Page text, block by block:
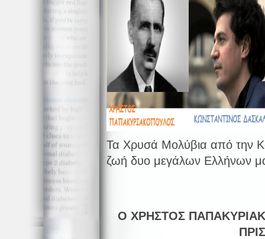
Τα Χρυσά Μολύβια από την
ζωή δυο μεγάλων Ελλήνων
Ο ΧΡΗΣΤΟΣ